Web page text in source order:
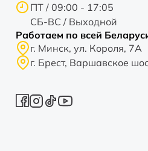
ПТ / 09:00 - 17:05
СБ-ВС / Выходной
Работаем по всей
г. Минск, ул. Короля, 7А
г. Брест, Варшавское